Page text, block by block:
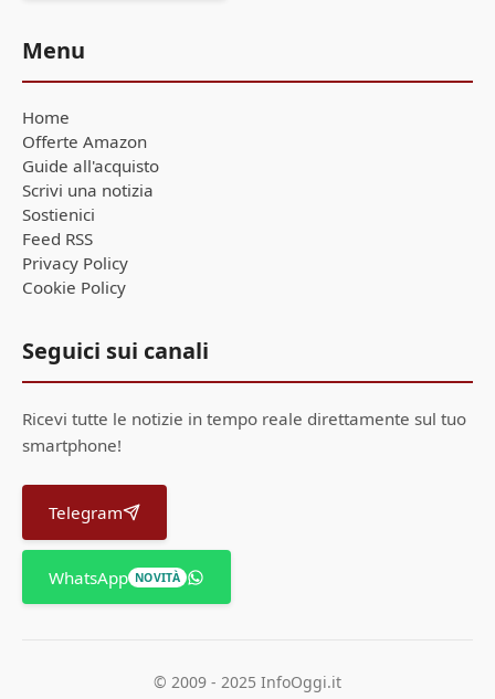
Menu
Home
Offerte Amazon
Guide all'acquisto
Scrivi una notizia
Sostienici
Feed RSS
Privacy Policy
Cookie Policy
Seguici sui canali
Ricevi tutte le notizie in tempo reale direttamente sul tuo
smartphone!
Telegram
WhatsApp NOVITÀ
© 2009 - 2025 InfoOggi.it